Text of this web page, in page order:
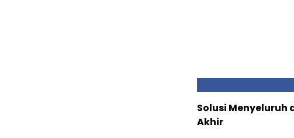
Solusi Menyeluruh
Akhir